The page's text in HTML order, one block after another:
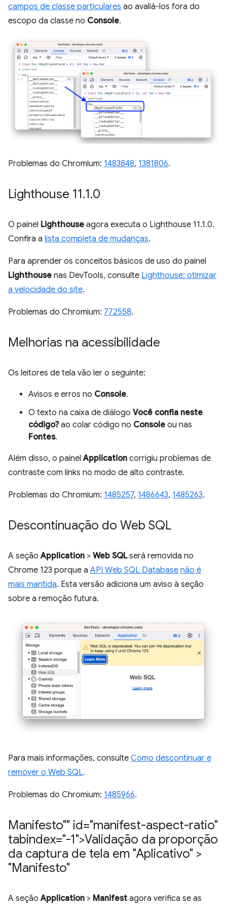
campos de classe particulares ao avaliá-los fora do
escopo da classe no Console.
Problemas do Chromium: 1483848, 1381806.
Lighthouse 11.1.0
O painel Lighthouse agora executa o Lighthouse 11.1.0.
Confira a lista completa de mudanças.
Para aprender os conceitos básicos de uso do painel
Lighthouse nas DevTools, consulte Lighthouse: otimizar
a velocidade do site.
Problemas do Chromium: 772558.
Melhorias na acessibilidade
Os leitores de tela vão ler o seguinte:
Avisos e erros no Console.
O texto na caixa de diálogo Você confia neste
código?ao colar código no Console ou nas
Fontes.
Além disso, o painelApplication corrigiu problemas de
contraste com links no modo de alto contraste.
Problemas do Chromium: 1485257, 1486643, 1485263.
Descontinuação do Web SQL
A seçãoApplication > Web SQLserá removida no
Chrome 123 porque a API Web SQL Database não é
mais mantida. Esta versão adiciona um aviso à seção
sobre a remoção futura.
Para mais informações, consulte Como descontinuar e
remover o Web SQL.
Problemas do Chromium: 1485966.
Manifesto"" id="manifest-aspect-ratio"
tabindex="-1">Validação da proporção
da captura de tela em "Aplicativo" >
"Manifesto"
A seçãoApplication > Manifest agora verifica se as